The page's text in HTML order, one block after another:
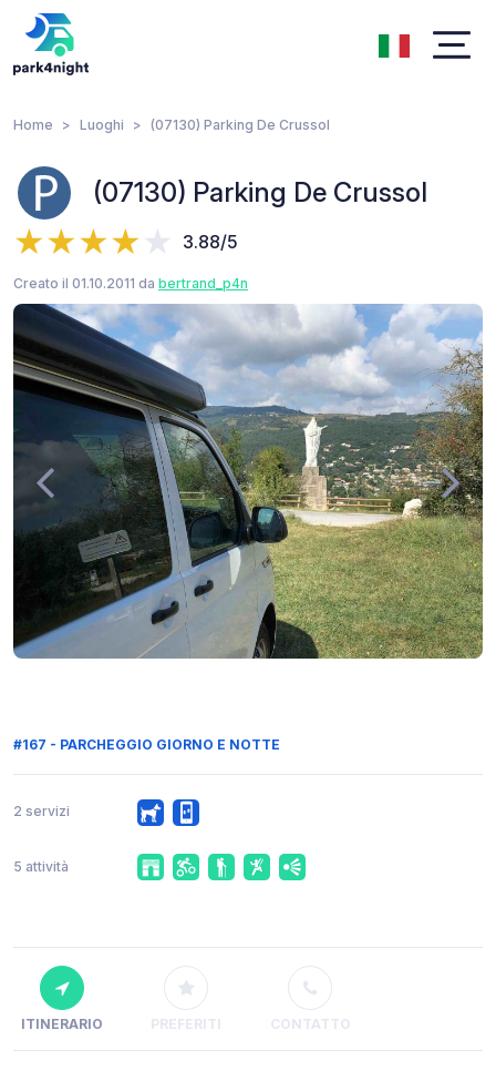
Home Luoghi (07130) Parking De Crussol
(07130) Parking De Crussol
3.88/5
Creato il 01.10.2011 da bertrand_p4n
#167 - PARCHEGGIO GIORNO E NOTTE
2 servizi
5 attività
ITINERARIO PREFERITI CONTATTO